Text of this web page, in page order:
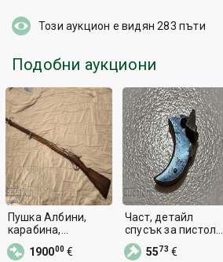
Този аукцион е видян283 пъти
Подобни аукциони
Пушка Албини,
карабина,
револвер, пищов,
пистолет
190000€
Част, детайл
спусък за пистолет
Маузер 1910 год
6.35 мм
5573 €